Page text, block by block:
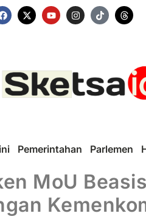
Pemerintahan Parlemen
MoU